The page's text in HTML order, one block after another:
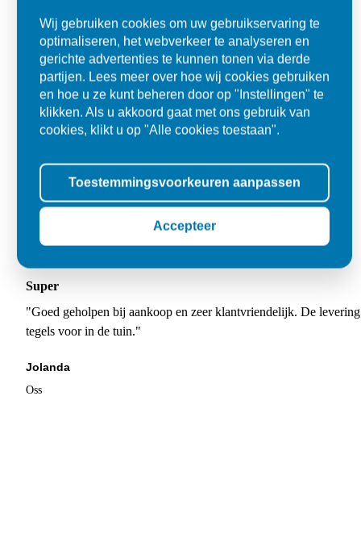
Super
"Goed geholpen bij aankoop en zeer klantvriendelijk. De
tegels voor in de tuin."
Jolanda
Oss
Wij gebruiken cookies om uw gebruikservaring te
optimaliseren, het webverkeer te analyseren en
gerichte advertenties te kunnen tonen via derde
partijen. Lees meer over hoe wij cookies gebruiken
en hoe u ze kunt beheren door op "Instellingen" te
klikken. Als u akkoord gaat met ons gebruik van
cookies, klikt u op "Alle cookies toestaan".
Toestemmingsvoorkeuren aanpassen
Accepteer